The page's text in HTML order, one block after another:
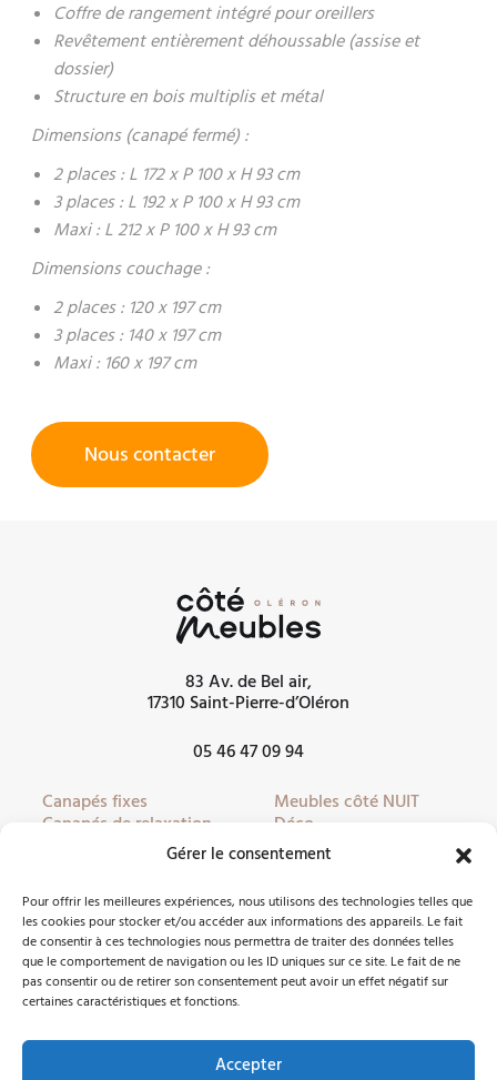
Gérer le consentement
Pour offrir les meilleures expériences, nous utilisons des technologies telles que
les cookies pour stocker et/ou accéder aux informations des appareils. Le fait
de consentir à ces technologies nous permettra de traiter des données telles
que le comportement de navigation ou les ID uniques sur ce site. Le fait de ne
pas consentir ou de retirer son consentement peut avoir un effet négatif sur
certaines caractéristiques et fonctions.
Accepter
Coffre de rangement intégré pour oreillers
Revêtement entièrement déhoussable (assise et
dossier)
Structure en bois multiplis et métal
Dimensions (canapé fermé) :
2 places : L 172 x P 100 x H 93 cm
3 places : L 192 x P 100 x H 93 cm
Maxi : L 212 x P 100 x H 93 cm
Dimensions couchage :
2 places : 120 x 197 cm
3 places : 140 x 197 cm
Maxi : 160 x 197 cm
Nous contacter
83 Av. de Bel air,
17310 Saint-Pierre-d’Oléron
05 46 47 09 94
Canapés fixes
Canapés de relaxation
Canapés convertibles
Meubles côté JOUR
Meubles côté NUIT
Déco
Literie
Partenaires
FacebookInstagram
Nous contacter